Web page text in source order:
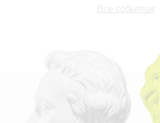
Все события